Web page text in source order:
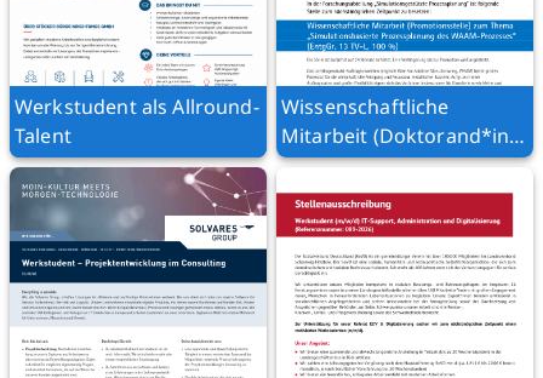
Werkstudent als Allround-
Talent
Wissenschaftliche
Mitarbeit (Doktorand*in;
m/w/d) zum Thema
„Simulationsbasierte
Prozessplanung des
WAAM Prozesses“ (EntgGr.
13 TV-L, 100 %)